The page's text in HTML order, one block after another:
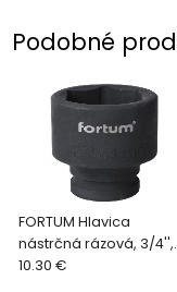
Podobné
FORTUM Hlavica
nástrčná rázová, 3/4'',
CrMoV, 46mm 4703046
10.30 €